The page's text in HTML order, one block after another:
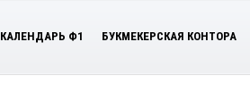
КАЛЕНДАРЬ Ф1 БУКМЕКЕРСКАЯ КОНТОРА